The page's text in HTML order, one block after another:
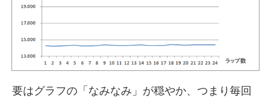
要はグラフの「なみなみ」が穏やか、つまり毎回